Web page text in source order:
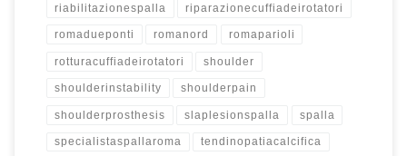
riabilitazionespalla riparazionecuffiadeirotatori
romadueponti romanord romaparioli
rotturacuffiadeirotatori shoulder
shoulderinstability shoulderpain
shoulderprosthesis slaplesionspalla spalla
specialistaspallaroma tendinopatiacalcifica